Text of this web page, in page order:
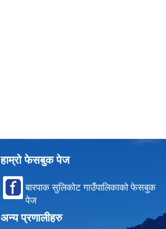
हाम्रो फेसबुक पेज
बारपाक सुलिकोट गाउँपालिकाको फेसबुक
पेज
अन्य प्रणालीहरु